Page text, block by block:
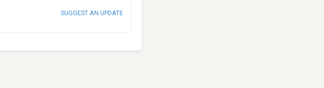
SUGGEST AN UPDATE